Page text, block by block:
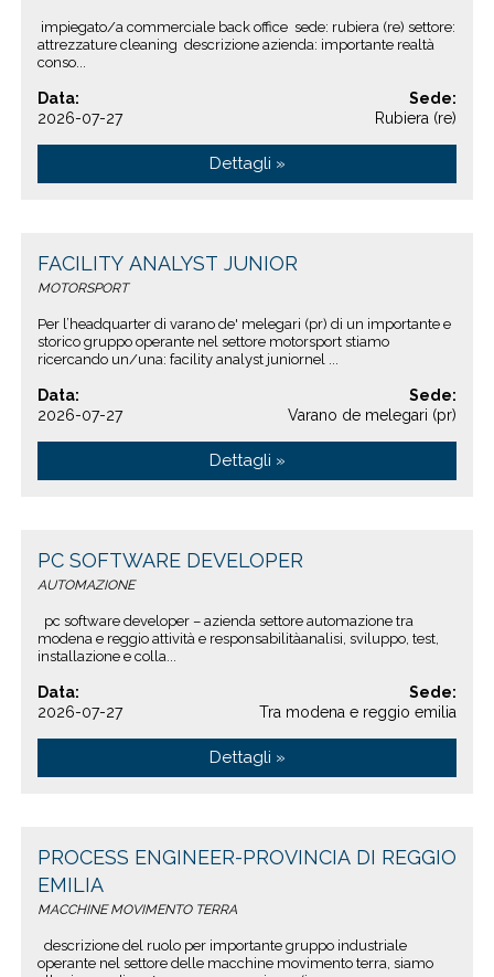
impiegato/a commerciale back office sede: rubiera (re) settore:
attrezzature cleaning descrizione azienda: importante realtà
conso...
Data:
2026-07-27
Sede:
Rubiera (re)
Dettagli »
FACILITY ANALYST JUNIOR
MOTORSPORT
Per l’headquarter di varano de' melegari (pr) di un importante e
storico gruppo operante nel settore motorsport stiamo
ricercando un/una: facility analyst juniornel ...
Data:
2026-07-27
Sede:
Varano de melegari (pr)
Dettagli »
PC SOFTWARE DEVELOPER
AUTOMAZIONE
pc software developer – azienda settore automazione tra
modena e reggio attività e responsabilitàanalisi, sviluppo, test,
installazione e colla...
Data:
2026-07-27
Sede:
Tra modena e reggio emilia
Dettagli »
PROCESS ENGINEER-PROVINCIA DI REGGIO
EMILIA
MACCHINE MOVIMENTO TERRA
descrizione del ruolo per importante gruppo industriale
operante nel settore delle macchine movimento terra, siamo